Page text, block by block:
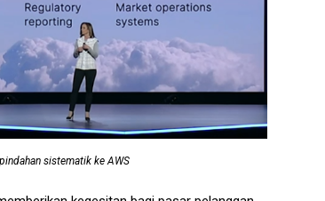
sistematik ke AWS